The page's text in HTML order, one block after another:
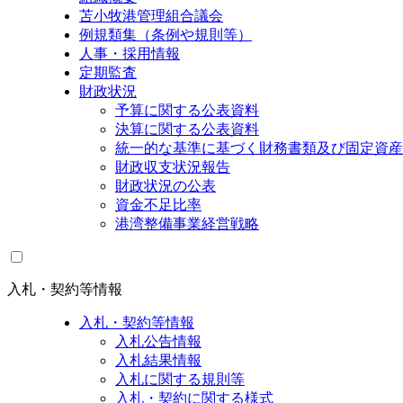
苫小牧港管理組合議会
例規類集（条例や規則等）
人事・採用情報
定期監査
財政状況
予算に関する公表資料
決算に関する公表資料
統一的な基準に基づく財務書類及び固定資
財政収支状況報告
財政状況の公表
資金不足比率
港湾整備事業経営戦略
入札・契約等情報
入札・契約等情報
入札公告情報
入札結果情報
入札に関する規則等
入札・契約に関する様式